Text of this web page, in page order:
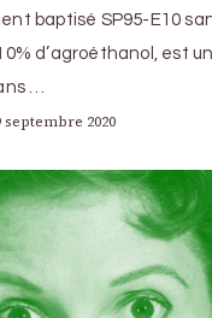
baptisé SP95-E10
d’agroéthanol, est
…
septembre 2020